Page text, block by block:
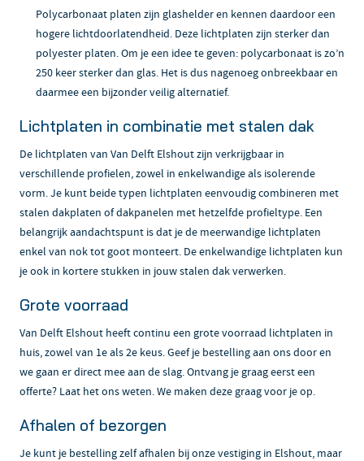
Polycarbonaat platen zijn glashelder en kennen daardoor een
hogere lichtdoorlatendheid. Deze lichtplaten zijn sterker dan
polyester platen. Om je een idee te geven: polycarbonaat is zo’n
250 keer sterker dan glas. Het is dus nagenoeg onbreekbaar en
daarmee een bijzonder veilig alternatief.
Lichtplaten in combinatie met stalen dak
De lichtplaten van Van Delft Elshout zijn verkrijgbaar in
verschillende profielen, zowel in enkelwandige als isolerende
vorm. Je kunt beide typen lichtplaten eenvoudig combineren met
stalen dakplaten of dakpanelen met hetzelfde profieltype. Een
belangrijk aandachtspunt is dat je de meerwandige lichtplaten
enkel van nok tot goot monteert. De enkelwandige lichtplaten kun
je ook in kortere stukken in jouw stalen dak verwerken.
Grote voorraad
Van Delft Elshout heeft continu een grote voorraad lichtplaten in
huis, zowel van 1e als 2e keus. Geef je bestelling aan ons door en
we gaan er direct mee aan de slag. Ontvang je graag eerst een
offerte? Laat het ons weten. We maken deze graag voor je op.
Afhalen of bezorgen
Je kunt je bestelling zelf afhalen bij onze vestiging in Elshout, maar